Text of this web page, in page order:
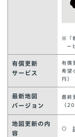
※「
ー
有償更新
サービス
有償
希望
円）
最新地図
バージョン
最終
（
地図更新の内
容
○